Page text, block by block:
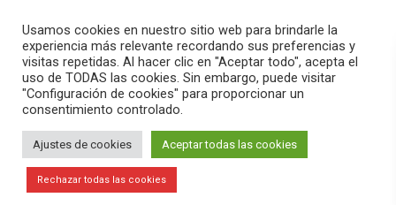
search menu pause PLAY
noviembre 27, 2019
Versión Radio: Navidad en Elche,
pintura en Santa Pola y distinción
para la Feria de Ganado de Dolores
Usamos cookies en nuestro sitio web para brindarle la
experiencia más relevante recordando sus preferencias y
visitas repetidas. Al hacer clic en "Aceptar todo", acepta el
uso de TODAS las cookies. Sin embargo, puede visitar
"Configuración de cookies" para proporcionar un
consentimiento controlado.
Ajustes de cookies Aceptar todas las cookies
Rechazar todas las cookies